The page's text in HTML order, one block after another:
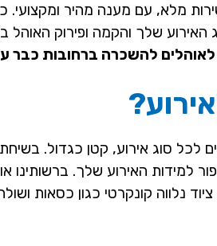
מלא, עם מענה מהיר
האירוע שלך והקמה ופירוק האוהל
להשכרה ברחובות כבר
סוג אירוע, קטן כגדול. בשיחת
למידות האירוע שלך. ברשותינו